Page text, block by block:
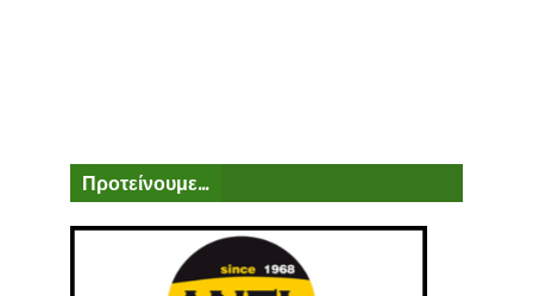
Προτείνουμε...